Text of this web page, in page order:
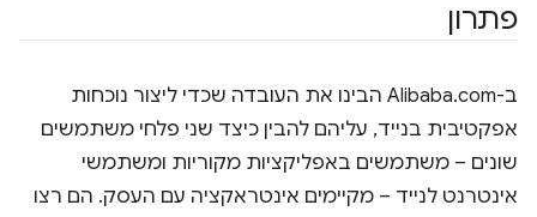
פתרון
ב-Alibaba.com הבינו את העובדה שכדי ליצור נוכחות
אפקטיבית בנייד, עליהם להבין כיצד שני פלחי משתמשים
שונים – משתמשים באפליקציות מקוריות ומשתמשי
אינטרנט לנייד – מקיימים אינטראקציה עם העסק. הם רצו